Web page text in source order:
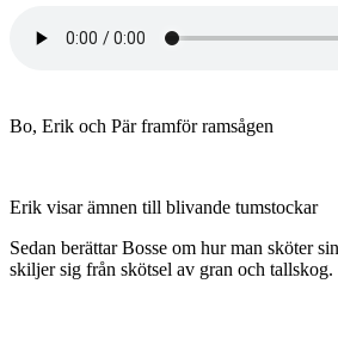
Bo, Erik och Pär framför ramsågen
Erik visar ämnen till blivande tumstockar
Sedan berättar Bosse om hur man sköter
skiljer sig från skötsel av gran och tallskog.